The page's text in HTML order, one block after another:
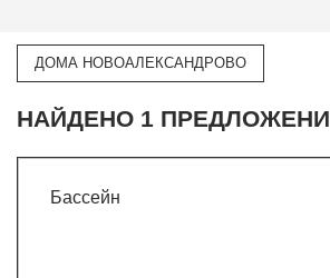
ДОМА НОВОАЛЕКСАНДРОВО
НАЙДЕНО 1
бассейн